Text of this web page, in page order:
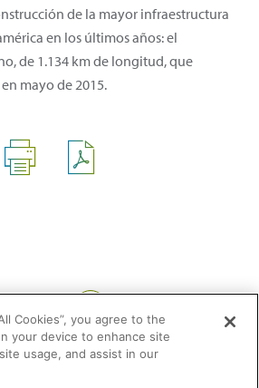
de la mayor infraestructura
en los últimos años: el
de 1.134 km de longitud, que
mayo de 2015.
Cookies”, you agree to the
your device to enhance site
usage, and assist in our